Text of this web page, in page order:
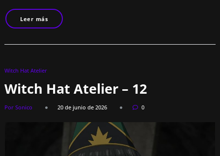
Leer más
Witch Hat Atelier
Witch Hat Atelier – 12
Por Sonico 20 de junio de 2026 0